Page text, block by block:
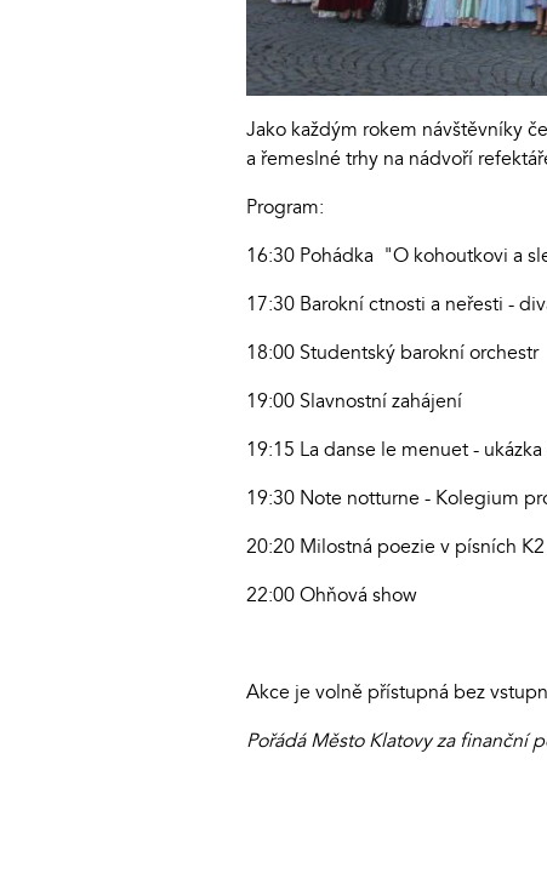
Jako každým rokem návštěvníky
a řemeslné trhy na nádvoří
Program:
16:30 Pohádka "O kohoutkovi a
17:30 Barokní ctnosti a neřesti -
18:00 Studentský barokní orchestr
19:00 Slavnostní zahájení
19:15 La danse le menuet -
19:30 Note notturne - Kolegium
20:20 Milostná poezie v písních
22:00 Ohňová show
Akce je volně přístupná bez
Pořádá Město Klatovy za finanční